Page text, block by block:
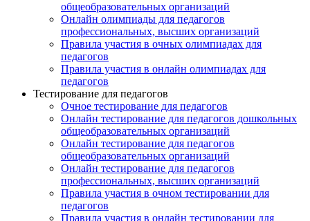
общеобразовательных организаций
Онлайн олимпиады для педагогов
профессиональных, высших организаций
Правила участия в очных олимпиадах для
педагогов
Правила участия в онлайн олимпиадах для
педагогов
Тестирование для педагогов
Очное тестирование для педагогов
Онлайн тестирование для педагогов дошкольных
общеобразовательных организаций
Онлайн тестирование для педагогов
общеобразовательных организаций
Онлайн тестирование для педагогов
профессиональных, высших организаций
Правила участия в очном тестировании для
педагогов
Правила участия в онлайн тестировании для